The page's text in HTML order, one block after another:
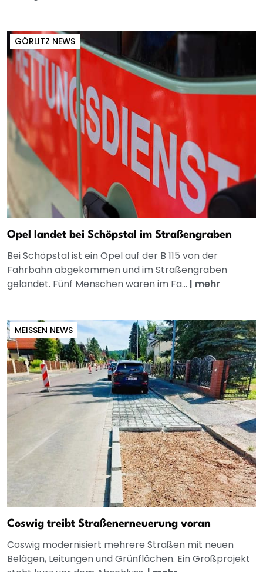
GÖRLITZ NEWS
Opel landet bei Schöpstal im Straßengraben
Bei Schöpstal ist ein Opel auf der B 115 von der
Fahrbahn abgekommen und im Straßengraben
gelandet. Fünf Menschen waren im Fa... | mehr
MEISSEN NEWS
Coswig treibt Straßenerneuerung voran
Coswig modernisiert mehrere Straßen mit neuen
Belägen, Leitungen und Grünflächen. Ein Großprojekt